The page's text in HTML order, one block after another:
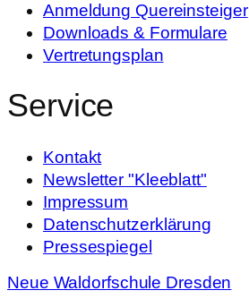
Anmeldung Quereinsteiger
Downloads & Formulare
Vertretungsplan
Service
Kontakt
Newsletter "Kleeblatt"
Impressum
Datenschutzerklärung
Pressespiegel
Neue Waldorfschule Dresden